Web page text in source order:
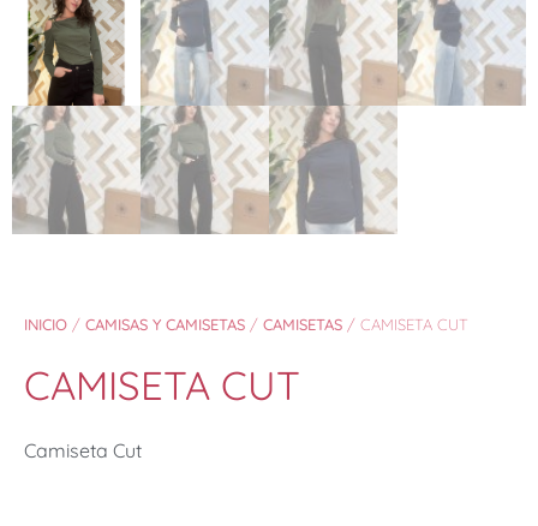
INICIO / CAMISAS Y CAMISETAS / CAMISETAS / CAMISETA CUT
CAMISETA CUT
Camiseta Cut